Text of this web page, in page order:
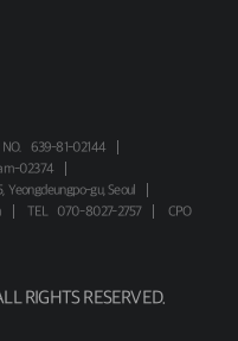
639-81-02144
02374
Yeongdeungpo-gu, Seoul
TEL 070-8027-2757
CPO
RIGHTS RESERVED.